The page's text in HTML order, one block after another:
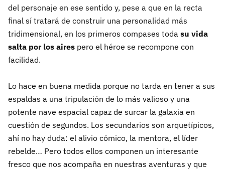
del personaje en ese sentido y, pese a que en la recta
final sí tratará de construir una personalidad más
tridimensional, en los primeros compases toda su vida
salta por los aires pero el héroe se recompone con
facilidad.
Lo hace en buena medida porque no tarda en tener a sus
espaldas a una tripulación de lo más valioso y una
potente nave espacial capaz de surcar la galaxia en
cuestión de segundos. Los secundarios son arquetípicos,
ahí no hay duda: el alivio cómico, la mentora, el líder
rebelde… Pero todos ellos componen un interesante
fresco que nos acompaña en nuestras aventuras y que